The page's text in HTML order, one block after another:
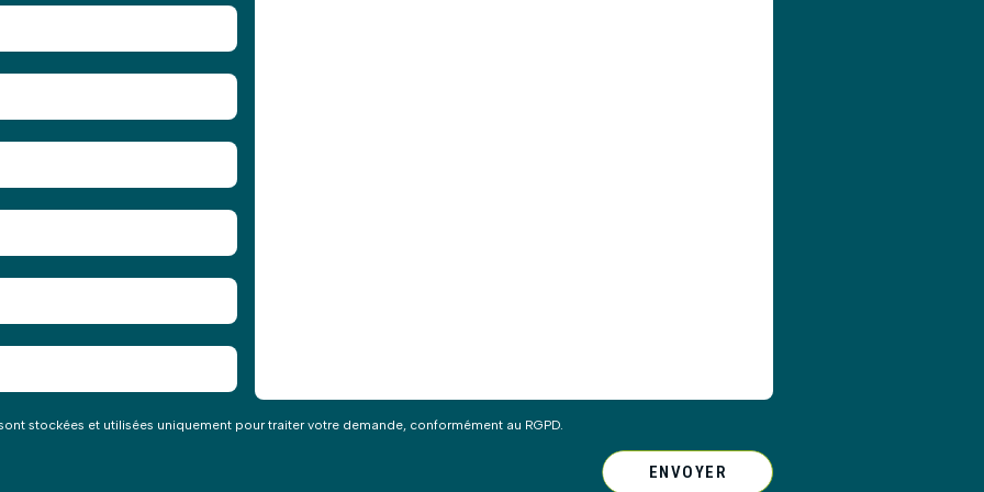
stockées et utilisées uniquement pour traiter votre demande, conformément au RGPD.
ENVOYER
les plus brefs délais.